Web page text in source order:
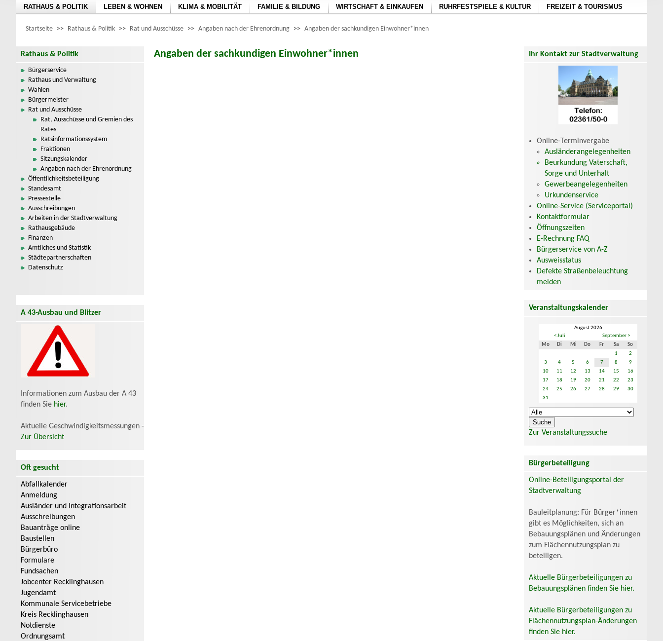
RATHAUS & POLITIK LEBEN & WOHNEN KLIMA & MOBILITÄT FAMILIE & BILDUNG WIRTSCHAFT & EINKAUFEN RUHRFESTSPIELE & KULTUR FREIZEIT & TOURISMUS
Startseite >> Rathaus & Politik >> Rat und Ausschüsse >> Angaben nach der Ehrenordnung >> Angaben der sachkundigen Einwohner*innen
Rathaus & Politik
Bürgerservice
Rathaus und Verwaltung
Wahlen
Bürgermeister
Rat und Ausschüsse
Rat, Ausschüsse und Gremien des
Rates
Ratsinformationssystem
Fraktionen
Sitzungskalender
Angaben nach der Ehrenordnung
Öffentlichkeitsbeteiligung
Standesamt
Pressestelle
Ausschreibungen
Arbeiten in der Stadtverwaltung
Rathausgebäude
Finanzen
Amtliches und Statistik
Städtepartnerschaften
Datenschutz
A 43-Ausbau und Blitzer
Informationen zum Ausbau der A 43
finden Sie hier.
Aktuelle Geschwindigkeitsmessungen -
Zur Übersicht
Oft gesucht
Abfallkalender
Anmeldung
Ausländer und Integrationsarbeit
Ausschreibungen
Bauanträge online
Baustellen
Bürgerbüro
Formulare
Fundsachen
Jobcenter Recklinghausen
Jugendamt
Kommunale Servicebetriebe
Kreis Recklinghausen
Notdienste
Ordnungsamt
Angaben der sachkundigen Einwohner*innen Ihr Kontakt zur Stadtverwaltung
Online-Terminvergabe
Ausländerangelegenheiten
Beurkundung Vaterschaft,
Sorge und Unterhalt
Gewerbeangelegenheiten
Urkundenservice
Online-Service (Serviceportal)
Kontaktformular
Öffnungszeiten
E-Rechnung FAQ
Bürgerservice von A-Z
Ausweisstatus
Defekte Straßenbeleuchtung
melden
Veranstaltungskalender
August 2026
< Juli
September >
Mo
Di Mi Do Fr Sa
So
1
2
3
4 5 6 7 8
9
10
11 12 13 14 15
16
17
18 19 20 21 22
23
24
25 26 27 28 29
30
31
Zur Veranstaltungssuche
Bürgerbeteiligung
Online-Beteiligungsportal der
Stadtverwaltung
Bauleitplanung: Für Bürger*innen
gibt es Möglichkeiten, sich an
Bebauungsplänen und Änderungen
zum Flächennutzungsplan zu
beteiligen.
Aktuelle Bürgerbeteiligungen zu
Bebauungsplänen finden Sie hier.
Aktuelle Bürgerbeteiligungen zu
Flächennutzungsplan-Änderungen
finden Sie hier.